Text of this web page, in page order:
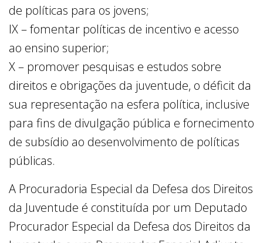
de políticas para os jovens;
IX – fomentar políticas de incentivo e acesso
ao ensino superior;
X – promover pesquisas e estudos sobre
direitos e obrigações da juventude, o déficit da
sua representação na esfera política, inclusive
para fins de divulgação pública e fornecimento
de subsídio ao desenvolvimento de políticas
públicas.
A Procuradoria Especial da Defesa dos Direitos
da Juventude é constituída por um Deputado
Procurador Especial da Defesa dos Direitos da